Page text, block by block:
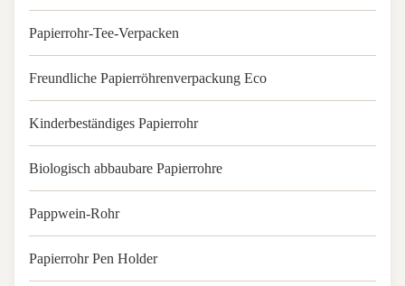
Papierrohr-Tee-Verpacken
Freundliche Papierröhrenverpackung Eco
Kinderbeständiges Papierrohr
Biologisch abbaubare Papierrohre
Pappwein-Rohr
Papierrohr Pen Holder